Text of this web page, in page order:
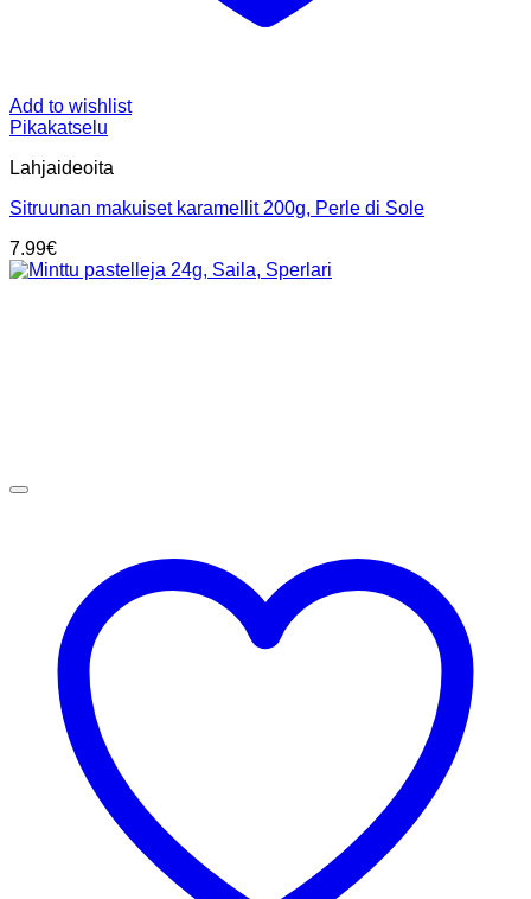
Add to wishlist
Pikakatselu
Lahjaideoita
Sitruunan makuiset karamellit 200g, Perle di Sole
7.99€